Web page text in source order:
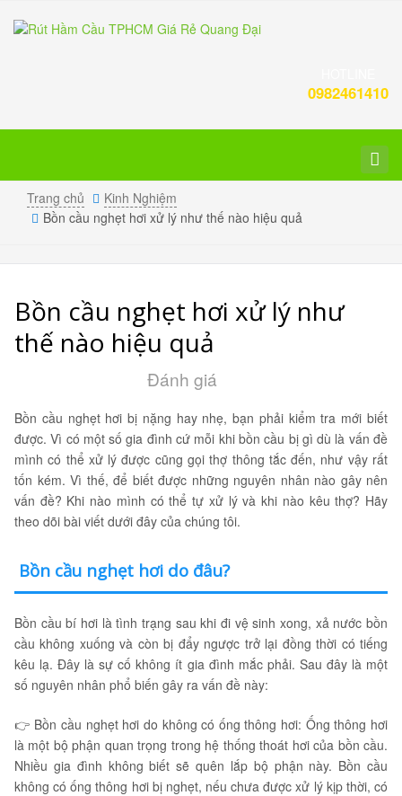
0982461410
Trang chủ
Kinh Nghiệm
Bồn cầu nghẹt hơi xử lý như thế nào hiệu quả
Bồn cầu nghẹt hơi xử lý như
thế nào hiệu quả
Đánh giá
Bồn cầu nghẹt hơi bị nặng hay nhẹ, bạn phải kiểm tra mới biết
được. Vì có một số gia đình cứ mỗi khi bồn cầu bị gì dù là vấn đề
mình có thể xử lý được cũng gọi thợ thông tắc đến, như vậy rất
tốn kém. Vì thế, để biết được những nguyên nhân nào gây nên
vấn đề? Khi nào mình có thể tự xử lý và khi nào kêu thợ? Hãy
theo dõi bài viết dưới đây của chúng tôi.
Bồn cầu nghẹt hơi do đâu?
Bồn cầu bí hơi là tình trạng sau khi đi vệ sinh xong, xả nước bồn
cầu không xuống và còn bị đẩy ngược trở lại đồng thời có tiếng
kêu lạ. Đây là sự cố không ít gia đình mắc phải. Sau đây là một
số nguyên nhân phổ biến gây ra vấn đề này:
👉 Bồn cầu nghẹt hơi do không có ống thông hơi: Ống thông hơi
là một bộ phận quan trọng trong hệ thống thoát hơi của bồn cầu.
Nhiều gia đình không biết sẽ quên lắp bộ phận này. Bồn cầu
không có ống thông hơi bị nghẹt, nếu chưa được xử lý kịp thời, có